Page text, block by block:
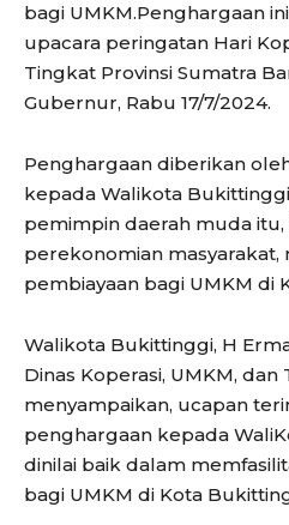
bagi UMKM.Penghargaan
upacara peringatan Hari
Tingkat Provinsi Sumatra
Gubernur, Rabu 17/7/2024.
Penghargaan diberikan
kepada Walikota
pemimpin daerah muda
perekonomian
pembiayaan bagi UMKM di
Walikota Bukittinggi, H
Dinas Koperasi, UMKM,
menyampaikan, ucapan
penghargaan kepada
dinilai baik dalam
bagi UMKM di Kota